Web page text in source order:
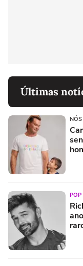
Últimas
NÓS
POP